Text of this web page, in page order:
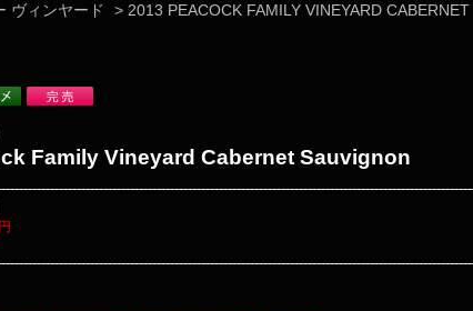
ヴィンヤード > 2013 PEACOCK FAMILY VINEYARD CABERNET
Family Vineyard Cabernet Sauvignon
円